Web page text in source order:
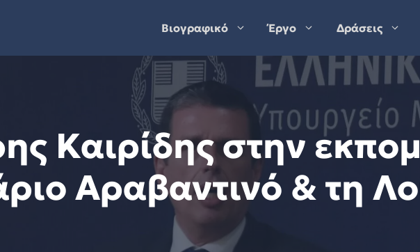
Βιογραφικό Έργο Δράσεις
Καιρίδης στην
Αραβαντινό & τη